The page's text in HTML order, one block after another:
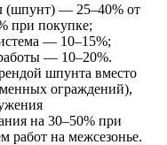
(шпунт) — 25–40% от
при покупке;
— 10–15%;
— 10–20%.
шпунта вместо
ограждений),
на 30–50% при
работ на межсезонье.